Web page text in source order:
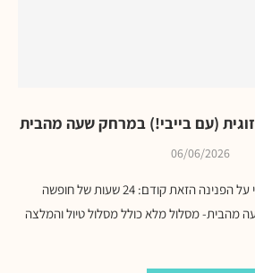
06/06/2026
הלוואי שמישהו היה מספר לי על הפנינה הזאת קודם: 24 שעות של חופשה
מהבית- מסלול מלא כולל מסלול טיול והמלצה